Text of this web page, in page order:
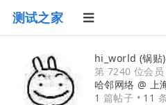
测试之家
hi_world (锅贴)
第 7240 位会
哈邻网络 @ 上
1 篇帖子 • 11